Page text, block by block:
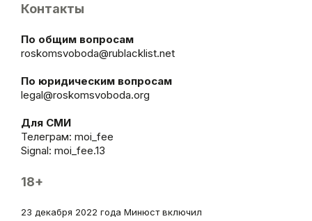
Контакты
По общим вопросам
roskomsvoboda@rublacklist.net
По юридическим вопросам
legal@roskomsvoboda.org
Для СМИ
Телеграм: moi_fee
Signal: moi_fee.13
18+
23 декабря 2022 года Минюст включил